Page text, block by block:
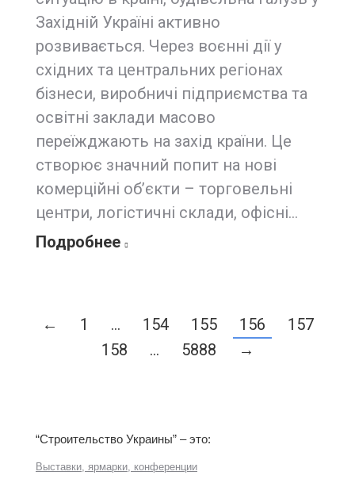
Західній Україні активно
розвивається. Через воєнні дії у
східних та центральних регіонах
бізнеси, виробничі підприємства та
освітні заклади масово
переїжджають на захід країни. Це
створює значний попит на нові
комерційні об’єкти – торговельні
центри, логістичні склади, офісні…
Подробнее
← 1 … 154 155 156
157
158
… 5888 →
“Строительство Украины” – это:
Выставки, ярмарки, конференции